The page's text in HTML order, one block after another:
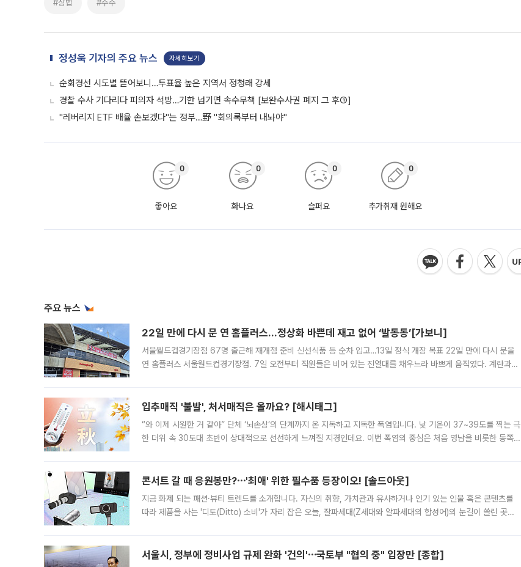
#상법 #주주
정성욱 기자의 주요 뉴스 자세히보기
순회경선 시도별 뜯어보니…투표율 높은 지역서 정청래 강세
경찰 수사 기다리다 피의자 석방…기한 넘기면 속수무책 [보완수사권 폐지 그 후①]
"레버리지 ETF 배율 손보겠다"는 정부…野 "회의록부터 내놔야"
좋아요
0
화나요
0
슬퍼요
0
추가취재 원해요
0
주요 뉴스
22일 만에 다시 문 연 홈플러스…정상화 바쁜데 재고 없어 ‘발동동’[가보니]
서울월드컵경기장점 67명 출근해 재개점 준비 신선식품 등 순차 입고…13일 정식 개장 목표 22일 만에 다시 문을
연 홈플러스 서울월드컵경기장점. 7일 오전부터 직원들은 비어 있는 진열대를 채우느라 바쁘게 움직였다. 계란과
입추매직 '불발', 처서매직은 올까요? [해시태그]
“와 이제 시원한 거 같아” 단체 ‘뇌손상’의 단계까지 온 지독하고 지독한 폭염입니다. 낮 기온이 37~39도를 찍는 극
한 더위 속 30도대 초반이 상대적으로 선선하게 느껴질 지경인데요. 이번 폭염의 중심은 처음 영남을 비롯한 동쪽
콘서트 갈 때 응원봉만?⋯'최애' 위한 필수품 등장이오! [솔드아웃]
지금 화제 되는 패션·뷰티 트렌드를 소개합니다. 자신의 취향, 가치관과 유사하거나 인기 있는 인물 혹은 콘텐츠를
따라 제품을 사는 '디토(Ditto) 소비'가 자리 잡은 오늘, 잘파세대(Z세대와 알파세대의 합성어)의 눈길이 쏠린 곳은
서울시, 정부에 정비사업 규제 완화 '건의'⋯국토부 "협의 중" 입장만 [종합]